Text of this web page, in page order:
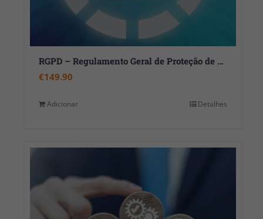
RGPD – Regulamento Geral de Proteção de Dados
€149.90
Adicionar Detalhes